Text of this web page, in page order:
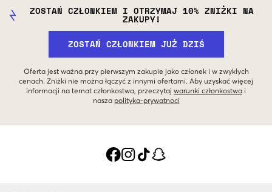
ZOSTAŃ CZŁONKIEM I OTRZYMAJ 10% ZNIŻKI NA
ZAKUPY!
ZOSTAŃ CZŁONKIEM JUŻ DZIŚ
Oferta jest ważna przy pierwszym zakupie jako członek i w zwykłych
cenach. Zniżki nie można łączyć z innymi ofertami. Aby uzyskać więcej
informacji na temat członkostwa, przeczytaj warunki członkostwa i
nasza polityka-prywatnoci